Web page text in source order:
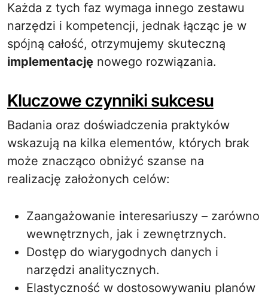
Każda z tych faz wymaga innego zestawu
narzędzi i kompetencji, jednak łącząc je w
spójną całość, otrzymujemy skuteczną
implementację nowego rozwiązania.
Kluczowe czynniki sukcesu
Badania oraz doświadczenia praktyków
wskazują na kilka elementów, których brak
może znacząco obniżyć szanse na
realizację założonych celów:
Zaangażowanie interesariuszy – zarówno
wewnętrznych, jak i zewnętrznych.
Dostęp do wiarygodnych danych i
narzędzi analitycznych.
Elastyczność w dostosowywaniu planów